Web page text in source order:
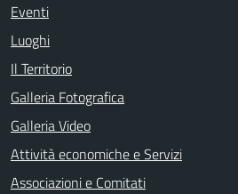
Eventi
Luoghi
Il Territorio
Galleria Fotografica
Galleria Video
Attività economiche e Servizi
Associazioni e Comitati